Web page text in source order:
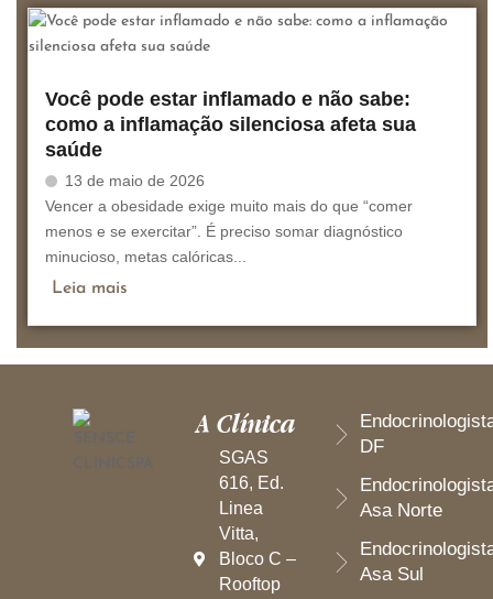
Você pode estar inflamado e não sabe:
como a inflamação silenciosa afeta sua
saúde
13 de maio de 2026
Vencer a obesidade exige muito mais do que “comer
menos e se exercitar”. É preciso somar diagnóstico
minucioso, metas calóricas...
Leia mais
A Clínica
SGAS
616, Ed.
Linea
Vitta,
Bloco C –
Rooftop
DF
Asa Norte
Asa Sul